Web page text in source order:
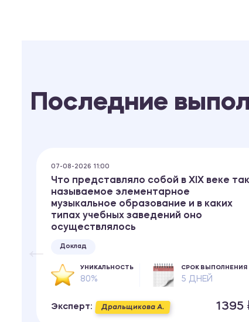
Последние
07-08-2026 11:00
Что представляло собой в XIX веке так
называемое элементарное
музыкальное образование и в каких
типах учебных заведений оно
осуществлялось
Доклад
УНИКАЛЬНОСТЬ
80%
СРОК ВЫПОЛНЕНИЯ
5 ДНЕЙ
Эксперт: Дральщикова А. 1395